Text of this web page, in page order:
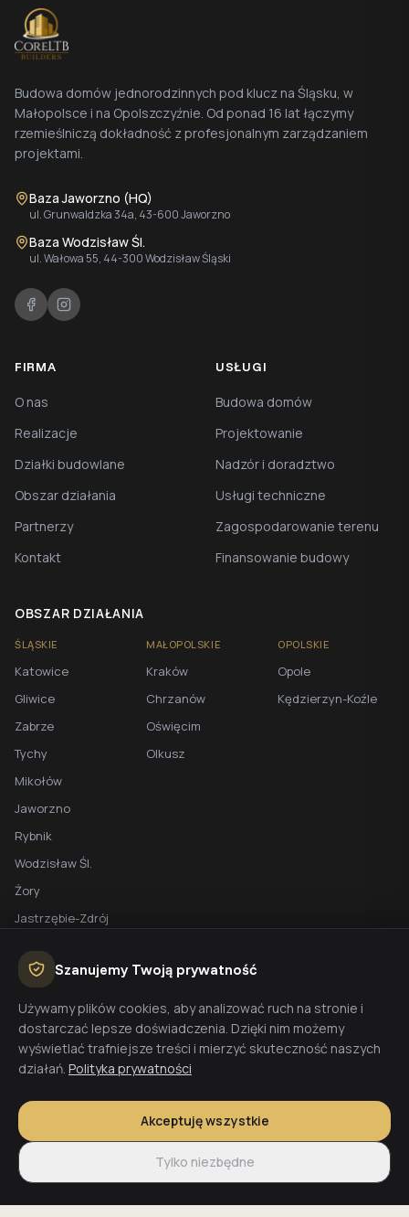
Budowa domów jednorodzinnych pod klucz na Śląsku, w
Małopolsce i na Opolszczyźnie. Od ponad 16 lat łączymy
rzemieślniczą dokładność z profesjonalnym zarządzaniem
projektami.
Baza Jaworzno (HQ)
ul. Grunwaldzka 34a, 43-600 Jaworzno
Baza Wodzisław Śl.
ul. Wałowa 55, 44-300 Wodzisław Śląski
FIRMA
O nas
Realizacje
Działki budowlane
Obszar działania
Partnerzy
Kontakt
USŁUGI
Budowa domów
Projektowanie
Nadzór i doradztwo
Usługi techniczne
Zagospodarowanie terenu
Finansowanie budowy
OBSZAR DZIAŁANIA
ŚLĄSKIE
Katowice
Gliwice
Zabrze
Tychy
Mikołów
Jaworzno
Rybnik
Wodzisław Śl.
Żory
Jastrzębie-Zdrój
MAŁOPOLSKIE
Kraków
Chrzanów
Oświęcim
Olkusz
OPOLSKIE
Opole
Kędzierzyn-Koźle
BEZPŁATNA WYCENA
Planujesz budowę domu? Skontaktuj się z nami - przygotujemy
wycenę w 48h.
Wyceń budowę
© 2026 CoreLTB Builders sp. z o.o. Wszelkie prawa zastrzeżone.
Szanujemy Twoją prywatność
Używamy plików cookies, aby analizować ruch na stronie i
dostarczać lepsze doświadczenia. Dzięki nim możemy
wyświetlać trafniejsze treści i mierzyć skuteczność naszych
działań. Polityka prywatności
Akceptuję wszystkie
Tylko niezbędne